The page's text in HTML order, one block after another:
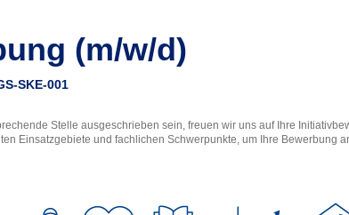
(m/w/d)
SKE-001
Stelle ausgeschrieben sein, freuen wir uns auf Ihre
Einsatzgebiete und fachlichen Schwerpunkte, um Ihre Bewerbung